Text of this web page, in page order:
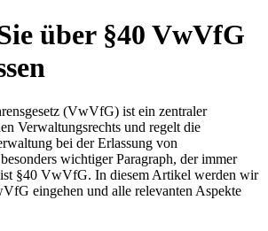
über §40 VwVfG
(VwVfG) ist ein zentraler
Verwaltungsrechts und regelt die
bei der Erlassung von
wichtiger Paragraph, der immer
§40 VwVfG. In diesem Artikel werden wir
eingehen und alle relevanten Aspekte